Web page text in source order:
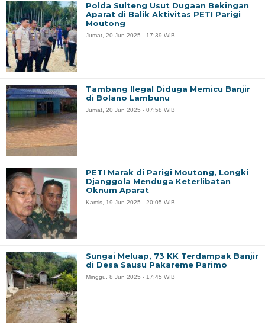
Polda Sulteng Usut Dugaan Bekingan
Aparat di Balik Aktivitas PETI Parigi
Moutong
Jumat, 20 Jun 2025 - 17:39 WIB
Tambang Ilegal Diduga Memicu Banjir
di Bolano Lambunu
Jumat, 20 Jun 2025 - 07:58 WIB
PETI Marak di Parigi Moutong, Longki
Djanggola Menduga Keterlibatan
Oknum Aparat
Kamis, 19 Jun 2025 - 20:05 WIB
Sungai Meluap, 73 KK Terdampak Banjir
di Desa Sausu Pakareme Parimo
Minggu, 8 Jun 2025 - 17:45 WIB